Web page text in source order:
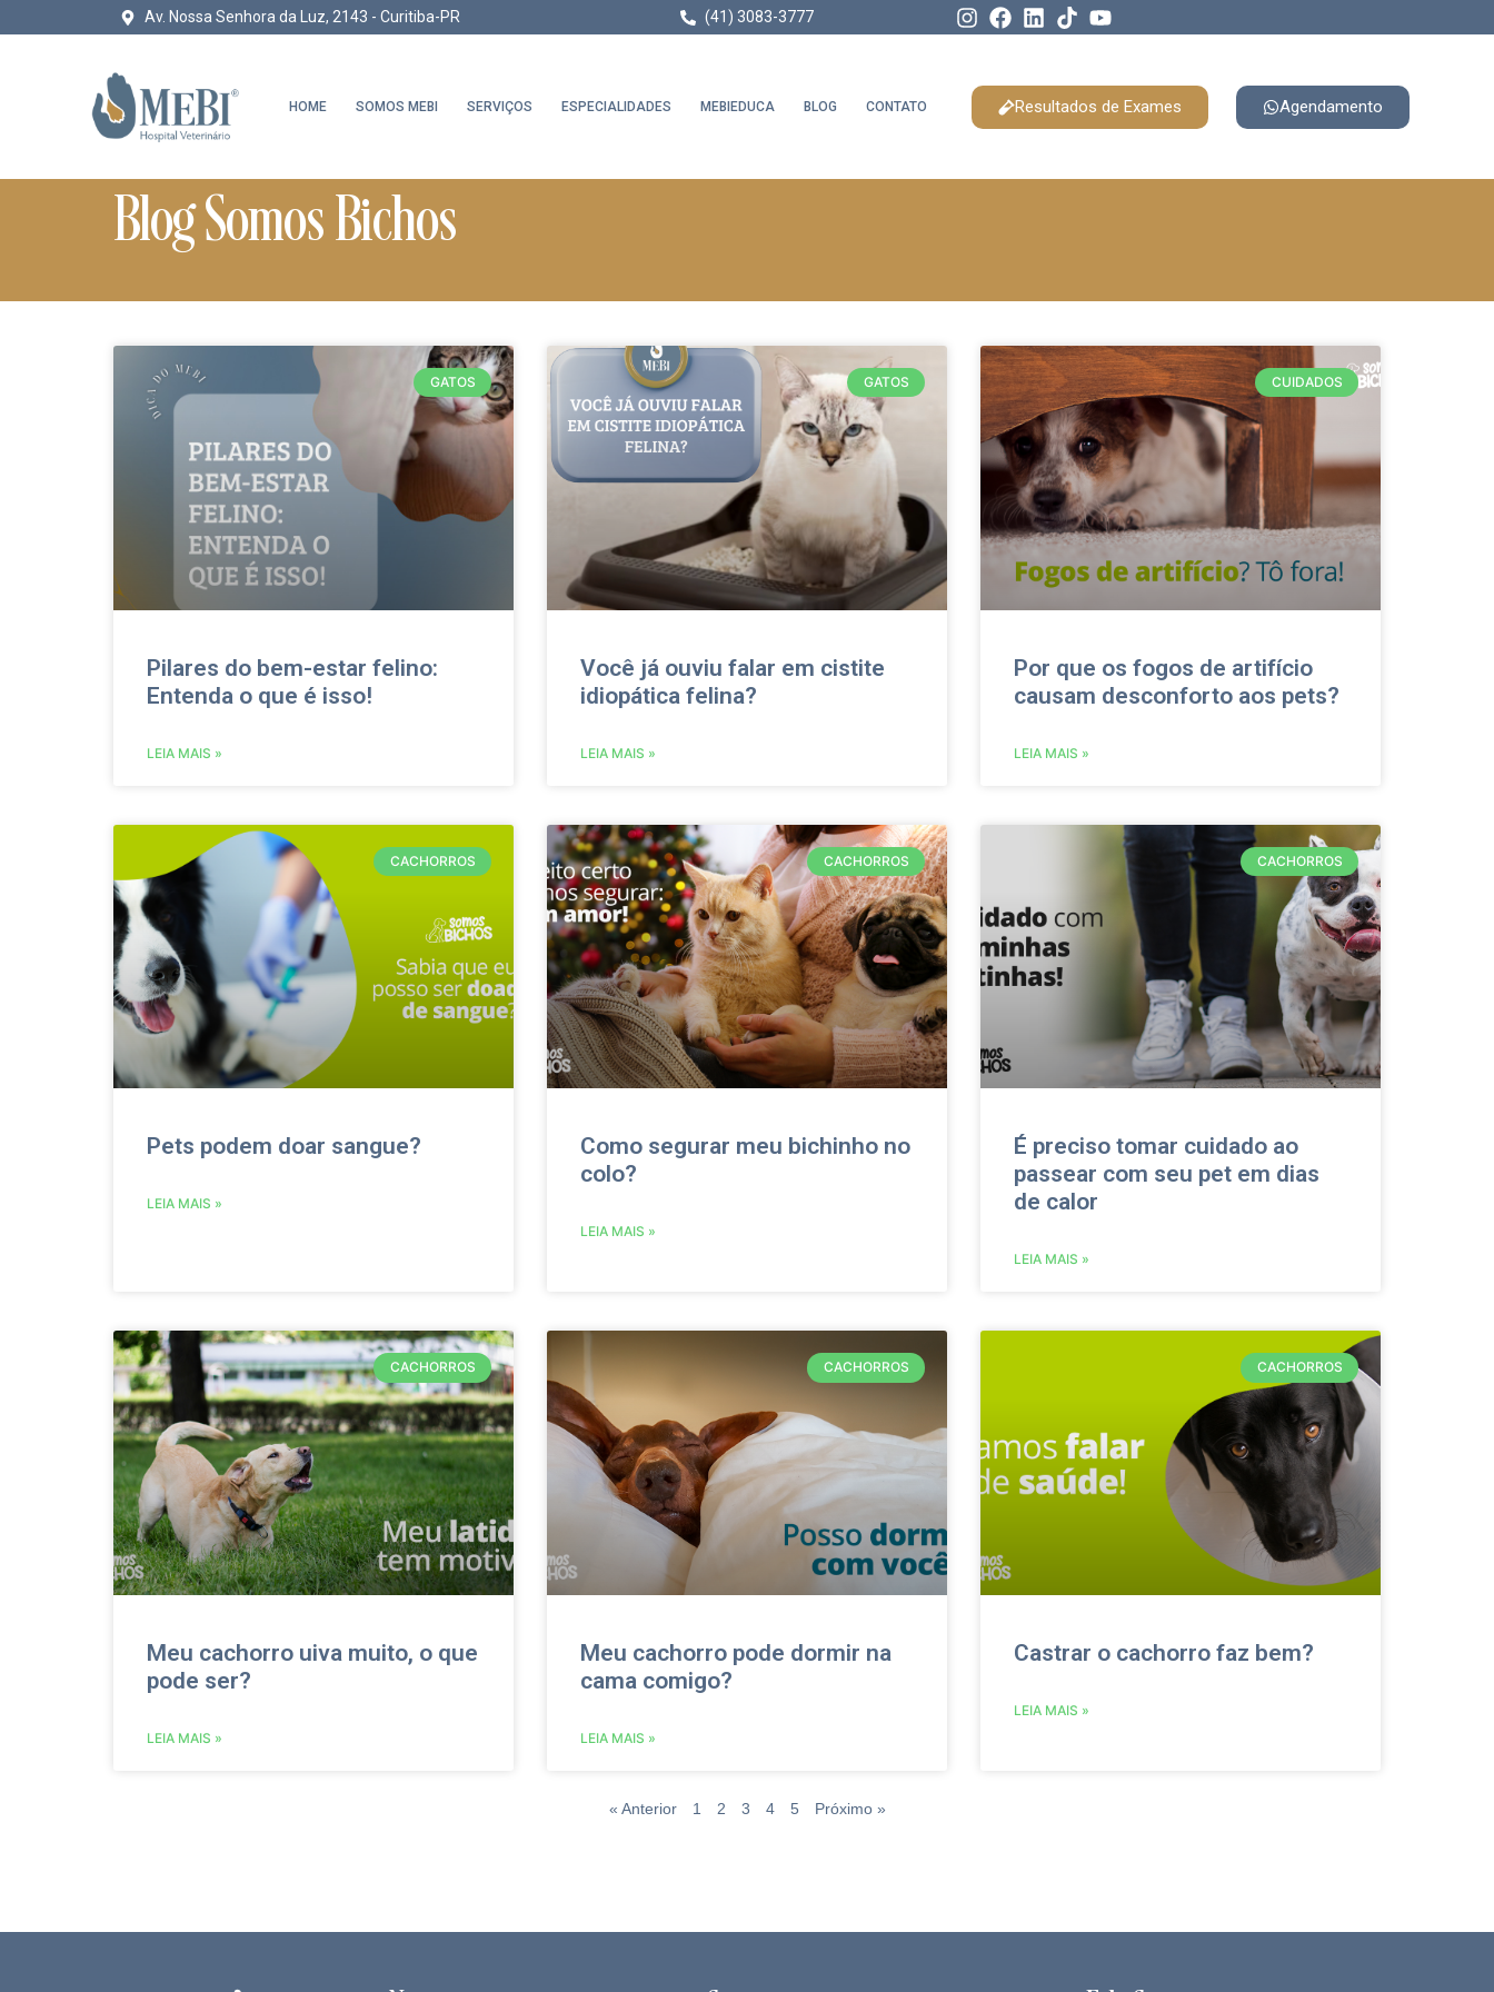
Av. Nossa Senhora da Luz, 2143 - Curitiba-PR (41) 3083-3777
HOME SOMOS MEBI SERVIÇOS ESPECIALIDADES MEBIEDUCA BLOG CONTATO Resultados de Exames Agendamento
Blog Somos Bichos
GATOS
Pilares do bem-estar felino:
Entenda o que é isso!
LEIA MAIS »
GATOS
Você já ouviu falar em cistite
idiopática felina?
LEIA MAIS »
CUIDADOS
Por que os fogos de artifício
causam desconforto aos pets?
LEIA MAIS »
CACHORROS
Pets podem doar sangue?
LEIA MAIS »
CACHORROS
Como segurar meu bichinho no
colo?
LEIA MAIS »
CACHORROS
É preciso tomar cuidado ao
passear com seu pet em dias
de calor
LEIA MAIS »
CACHORROS
Meu cachorro uiva muito, o que
pode ser?
LEIA MAIS »
CACHORROS
Meu cachorro pode dormir na
cama comigo?
LEIA MAIS »
CACHORROS
Castrar o cachorro faz bem?
LEIA MAIS »
« Anterior 1 2 3 4 5 Próximo »